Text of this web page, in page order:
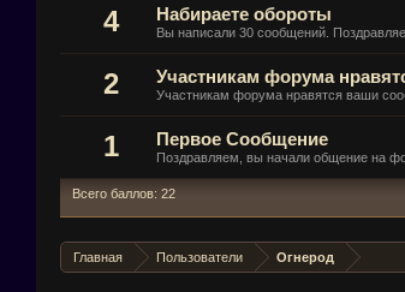
4 Набираете обороты
Вы написали 30 сообщений.
2 Участникам форума
Участникам форума нравятся ваши
1 Первое Сообщение
Поздравляем, вы начали общение на
Всего баллов: 22
Главная Пользователи Огнерод